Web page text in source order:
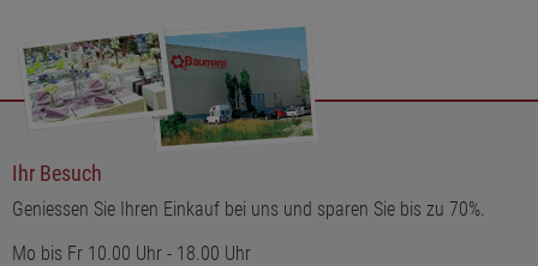
Ihr Besuch
Geniessen Sie Ihren Einkauf bei uns und sparen Sie bis zu 70%.
Mo bis Fr 10.00 Uhr - 18.00 Uhr